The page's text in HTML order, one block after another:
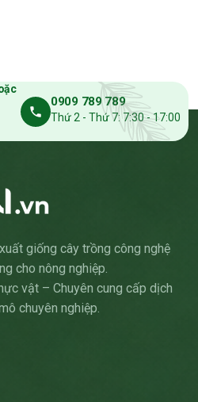
0909 789 789
Thứ 2 - Thứ 7: 7:30 - 17:00
giống cây trồng công nghệ
cho nông nghiệp.
vật – Chuyên cung cấp dịch
chuyên nghiệp.